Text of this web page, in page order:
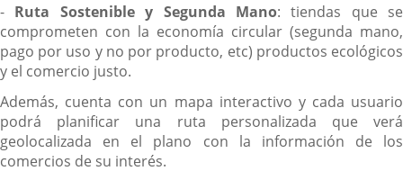
- Ruta Sostenible y Segunda Mano: tiendas que se
comprometen con la economía circular (segunda mano,
pago por uso y no por producto, etc) productos ecológicos
y el comercio justo.
Además, cuenta con un mapa interactivo y cada usuario
podrá planificar una ruta personalizada que verá
geolocalizada en el plano con la información de los
comercios de su interés.